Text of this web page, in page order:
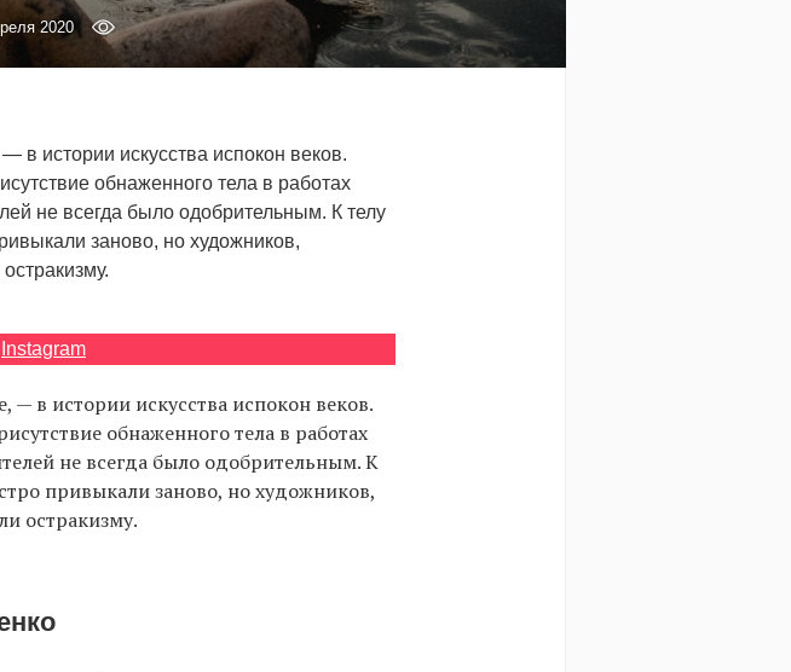
2020
в истории искусства испокон веков.
обнаженного тела в работах
не всегда было одобрительным. К телу
заново, но художников,
Instagram
в истории искусства испокон веков.
обнаженного тела в работах
не всегда было одобрительным. К
привыкали заново, но художников,
остракизму.